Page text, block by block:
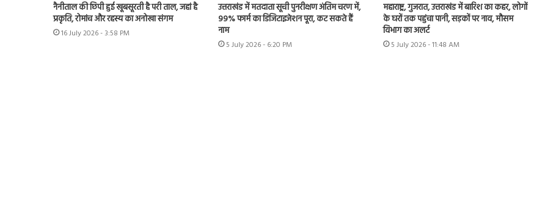
नैनीताल की छिपी हुई खूबसूरती है परी ताल, जहां है
प्रकृति, रोमांच और रहस्य का अनोखा संगम
16 July 2026 - 3:58 PM
उत्तराखंड में मतदाता सूची पुनरीक्षण अंतिम चरण में,
99% फार्म का डिजिटाइजेशन पूरा, कट सकते हैं
नाम
5 July 2026 - 6:20 PM
महाराष्ट्र, गुजरात, उत्तराखंड में बारिश का कहर, लोगों
के घरों तक पहुंचा पानी, सड़कों पर नाव, मौसम
विभाग का अलर्ट
5 July 2026 - 11:48 AM